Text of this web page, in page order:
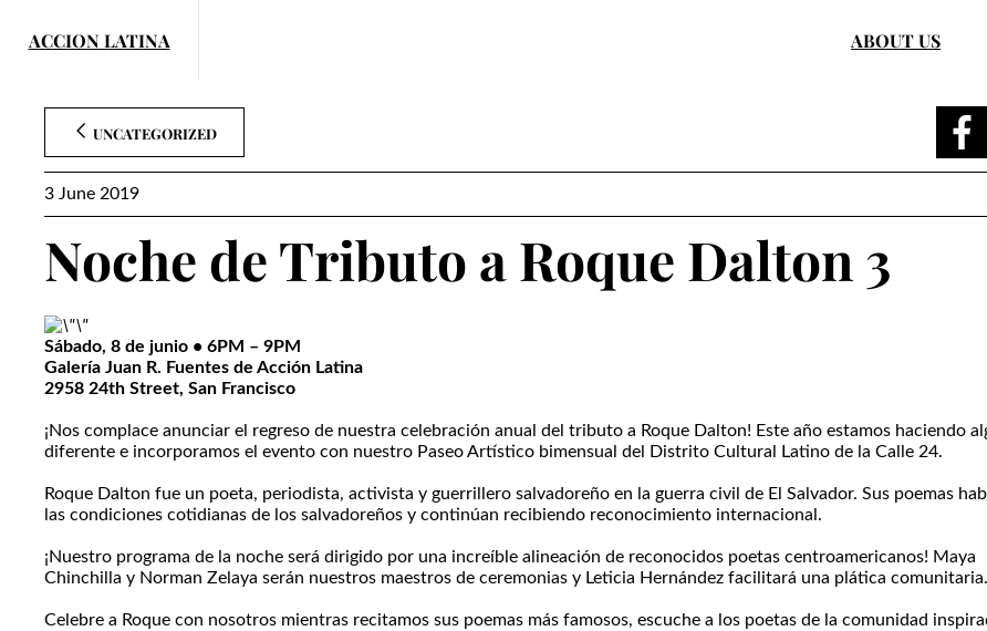
ABOUT US
content
UNCATEGORIZED
3 June 2019
Noche de Tributo a Roque Dalton 3
Sábado, 8 de junio • 6PM – 9PM
Galería Juan R. Fuentes de Acción Latina
2958 24th Street, San Francisco
¡Nos complace anunciar el regreso de nuestra celebración anual del tributo a Roque Dalton! Este año estamos haciendo
diferente e incorporamos el evento con nuestro Paseo Artístico bimensual del Distrito Cultural Latino de la Calle 24.
Roque Dalton fue un poeta, periodista, activista y guerrillero salvadoreño en la guerra civil de El Salvador. Sus poemas
las condiciones cotidianas de los salvadoreños y continúan recibiendo reconocimiento internacional.
¡Nuestro programa de la noche será dirigido por una increíble alineación de reconocidos poetas centroamericanos! Maya
Chinchilla y Norman Zelaya serán nuestros maestros de ceremonias y Leticia Hernández facilitará una plática comunitaria.
Celebre a Roque con nosotros mientras recitamos sus poemas más famosos, escuche a los poetas de la comunidad